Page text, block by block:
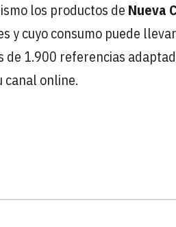
los productos de Nueva
y cuyo consumo puede
de 1.900 referencias
canal online.